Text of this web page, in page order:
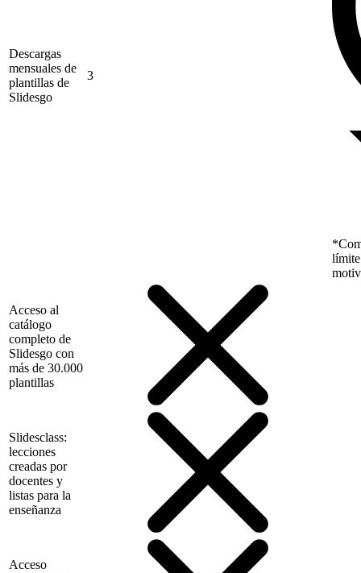
Descargas
mensuales de
plantillas de
Slidesgo
3
límite
Acceso al
catálogo
completo de
Slidesgo con
más de 30.000
plantillas
Slidesclass:
lecciones
creadas por
docentes y
listas para la
enseñanza
Acceso